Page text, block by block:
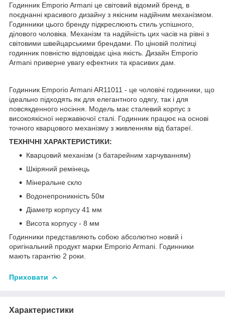
Годинник Emporio Armani це світовий відомий бренд, в
поєднанні красивого дизайну з якісним надійним механізмом.
Годинники цього бренду підкреслюють стиль успішного,
ділового чоловіка. Механізм та надійність цих часів на рівні з
світовими швейцарськими брендами. По ціновій політиці
годинник повністю відповідає ціна якість. Дизайн Emporio
Armani приверне увагу ефектних та красивих дам.
Годинник Emporio Armani AR11011 - це чоловічі годинники, що
ідеально підходять як для елегантного одягу, так і для
повсякденного носіння. Модель має сталевий корпус з
високоякісної нержавіючої сталі. Годинник працює на основі
точного кварцового механізму з живленням від батареї.
ТЕХНІЧНІ ХАРАКТЕРИСТИКИ:
Кварцовий механізм (з батарейним харчуванням)
Шкіряний ремінець
Мінеральне скло
Водонепроникність 50м
Діаметр корпусу 41 мм
Висота корпусу - 8 мм
Годинники представляють собою абсолютно новий і
оригінальний продукт марки Emporio Armani. Годинники
мають гарантію 2 роки.
Приховати
Характеристики